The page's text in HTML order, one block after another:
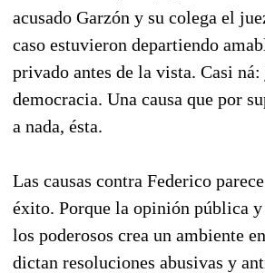
acusado Garzón y su colega el
caso estuvieron departiendo
privado antes de la vista. Casi ná:
democracia. Una causa que por
a nada, ésta.
Las causas contra Federico
éxito. Porque la opinión pública y
los poderosos crea un ambiente
dictan resoluciones abusivas y